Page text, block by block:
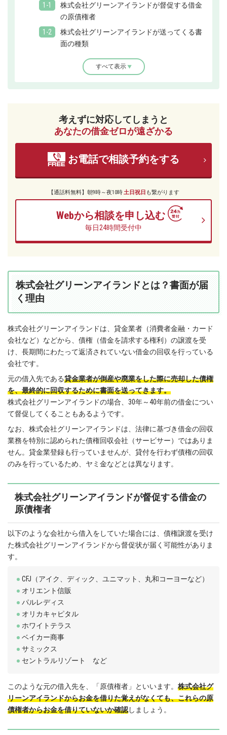
株式会社グリーンアイランドが督促する借金
の原債権者
株式会社グリーンアイランドが送ってくる書
面の種類
すべて表示
考えずに対応してしまうと
あなたの借金ゼロが遠ざかる
お電話で相談予約をする
【通話料無料】朝9時～夜10時土日祝日 も繋がります
Webから相談を申し込む
毎日24時間受付中
株式会社グリーンアイランドとは？書面が届
く理由
株式会社グリーンアイランドは、貸金業者（消費者金融・カード
会社など）などから、債権（借金を請求する権利）の譲渡を受
け、長期間にわたって返済されていない借金の回収を行っている
会社です。
元の借入先である貸金業者が倒産や廃業をした際に売却した債権
を、最終的に回収するために書面を送ってきます。
株式会社グリーンアイランドの場合、30年～40年前の借金につい
て督促してくることもあるようです。
なお、株式会社グリーンアイランドは、法律に基づき借金の回収
業務を特別に認められた債権回収会社（サービサー）ではありま
せん。貸金業登録も行っていませんが、貸付を行わず債権の回収
のみを行っているため、ヤミ金などとは異なります。
株式会社グリーンアイランドが督促する借金の
原債権者
以下のような会社から借入をしていた場合には、債権譲渡を受け
た株式会社グリーンアイランドから督促状が届く可能性がありま
す。
CFJ（アイク、ディック、ユニマット、丸和コーヨーなど）
オリエント信販
パルレディス
オリカキャピタル
ホワイトテラス
ベイカー商事
サミックス
セントラルリゾート など
このような元の借入先を、「原債権者」といいます。 株式会社グ
リーンアイランドからお金を借りた覚えがなくても、これらの原
債権者からお金を借りていないか確認しましょう。